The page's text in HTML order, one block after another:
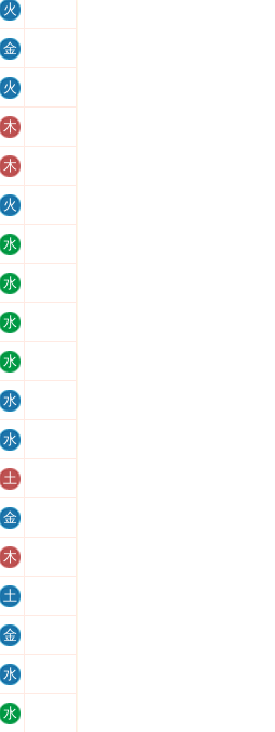
火
金
火
木
木
火
水
水
水
水
水
水
土
金
木
土
金
水
水